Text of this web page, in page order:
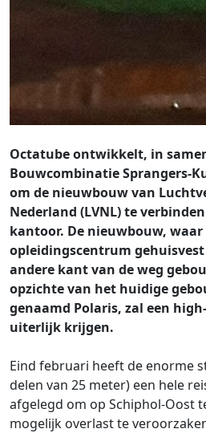
Octatube ontwikkelt, in
Bouwcombinatie Sprangers-
om de nieuwbouw van
Nederland (LVNL) te
kantoor. De nieuwbouw,
opleidingscentrum
andere kant van de weg
opzichte van het huidige
genaamd Polaris, zal een
uiterlijk krijgen.
Eind februari heeft de enorme
delen van 25 meter) een hele
afgelegd om op Schiphol-Oost
mogelijk overlast te